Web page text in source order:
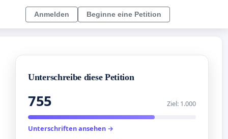
Anmelden Beginne eine Petition
Unterschreibe diese Petition
755 Ziel: 1.000
Unterschriften ansehen →